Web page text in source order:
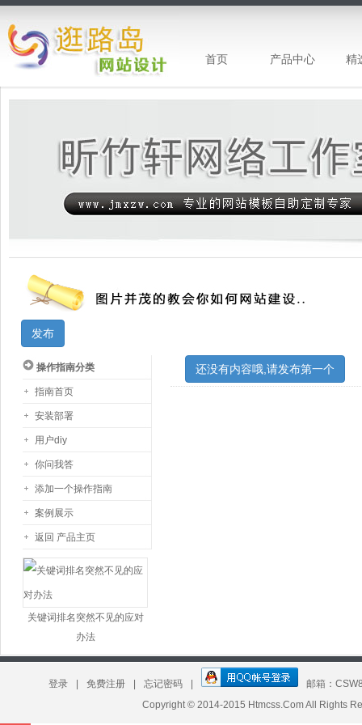
昕竹轩工作室-企业网站建设 企业网站模
板 昕竹轩工作室模板定制
首页 产品中心 精
发布
操作指南分类
指南首页
安装部署
用户diy
你问我答
添加一个操作指南
案例展示
返回 产品主页
关键词排名突然不见的应对
办法
还没有内容哦,请发布第一个
登录 免费注册 忘记密码
邮箱：
Copyright © 2014-2015 Htmcss.Com All Rights